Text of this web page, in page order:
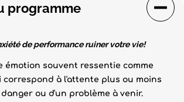
programme
de performance ruiner votre vie!
émotion souvent ressentie comme
correspond à l'attente plus ou moins
ou d'un problème à venir.